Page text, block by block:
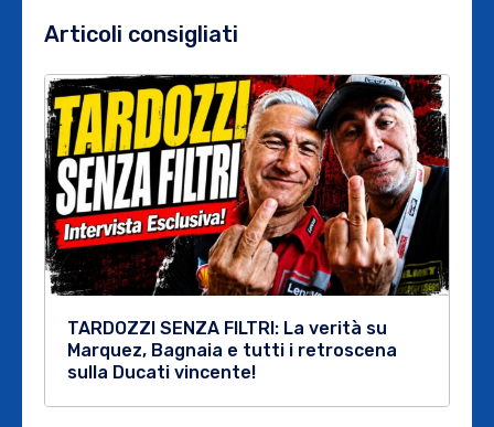
Articoli consigliati
TARDOZZI SENZA FILTRI: La verità su
Marquez, Bagnaia e tutti i retroscena
sulla Ducati vincente!